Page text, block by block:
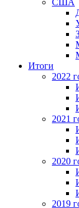
Итоги
2022
2021
2020
2019